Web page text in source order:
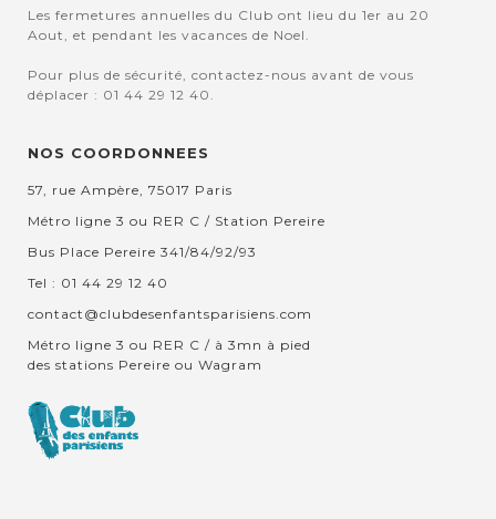
Les fermetures annuelles du Club ont lieu du 1er au 20
Aout, et pendant les vacances de Noel.
Pour plus de sécurité, contactez-nous avant de vous
déplacer : 01 44 29 12 40.
NOS COORDONNEES
57, rue Ampère, 75017 Paris
Métro ligne 3 ou RER C / Station Pereire
Bus Place Pereire 341/84/92/93
Tel : 01 44 29 12 40
contact@clubdesenfantsparisiens.com
Métro ligne 3 ou RER C / à 3mn à pied
des stations Pereire ou Wagram